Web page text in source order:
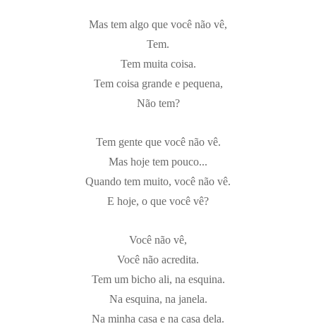
Mas tem algo que você não vê,
Tem.
Tem muita coisa.
Tem coisa grande e pequena,
Não tem?
Tem gente que você não vê.
Mas hoje tem pouco...
Quando tem muito, você não vê.
E hoje, o que você vê?
Você não vê,
Você não acredita.
Tem um bicho ali, na esquina.
Na esquina, na janela.
Na minha casa e na casa dela.